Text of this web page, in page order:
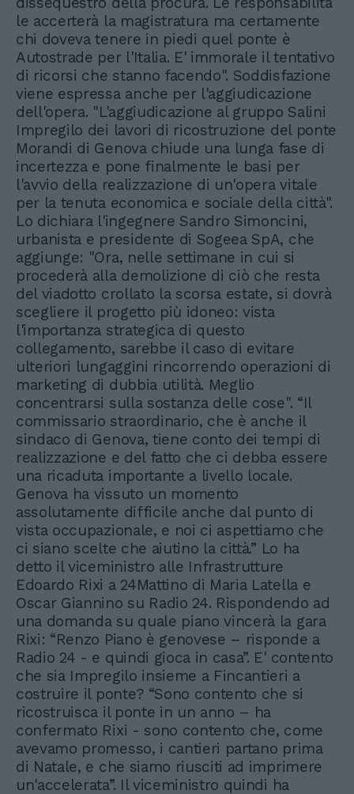
le accerterà la magistratura ma certamente
chi doveva tenere in piedi quel ponte è
Autostrade per l'Italia. E' immorale il tentativo
di ricorsi che stanno facendo". Soddisfazione
viene espressa anche per l'aggiudicazione
dell'opera. "L'aggiudicazione al gruppo Salini
Impregilo dei lavori di ricostruzione del ponte
Morandi di Genova chiude una lunga fase di
incertezza e pone finalmente le basi per
l'avvio della realizzazione di un'opera vitale
per la tenuta economica e sociale della città".
Lo dichiara l'ingegnere Sandro Simoncini,
urbanista e presidente di Sogeea SpA, che
aggiunge: "Ora, nelle settimane in cui si
procederà alla demolizione di ciò che resta
del viadotto crollato la scorsa estate, si dovrà
scegliere il progetto più idoneo: vista
l'importanza strategica di questo
collegamento, sarebbe il caso di evitare
ulteriori lungaggini rincorrendo operazioni di
marketing di dubbia utilità. Meglio
concentrarsi sulla sostanza delle cose". “Il
commissario straordinario, che è anche il
sindaco di Genova, tiene conto dei tempi di
realizzazione e del fatto che ci debba essere
una ricaduta importante a livello locale.
Genova ha vissuto un momento
assolutamente difficile anche dal punto di
vista occupazionale, e noi ci aspettiamo che
ci siano scelte che aiutino la città.” Lo ha
detto il viceministro alle Infrastrutture
Edoardo Rixi a 24Mattino di Maria Latella e
Oscar Giannino su Radio 24. Rispondendo ad
una domanda su quale piano vincerà la gara
Rixi: “Renzo Piano è genovese – risponde a
Radio 24 - e quindi gioca in casa”. E' contento
che sia Impregilo insieme a Fincantieri a
costruire il ponte? “Sono contento che si
ricostruisca il ponte in un anno – ha
confermato Rixi - sono contento che, come
avevamo promesso, i cantieri partano prima
di Natale, e che siamo riusciti ad imprimere
un'accelerata”. Il viceministro quindi ha